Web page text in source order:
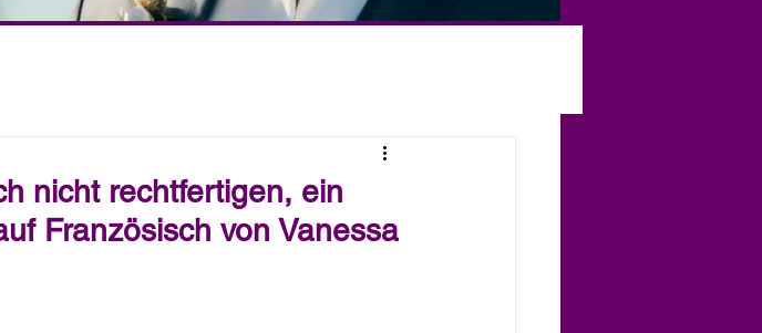
nicht rechtfertigen, ein
Französisch von Vanessa